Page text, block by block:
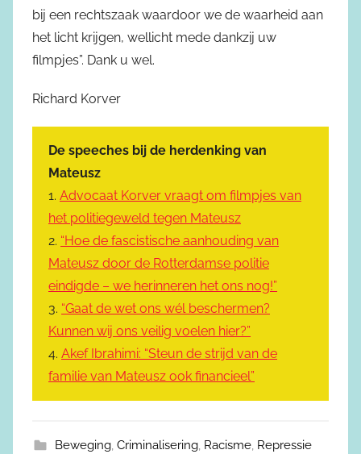
bij een rechtszaak waardoor we de waarheid aan
het licht krijgen, wellicht mede dankzij uw
filmpjes”. Dank u wel.
Richard Korver
De speeches bij de herdenking van
Mateusz
1. Advocaat Korver vraagt om filmpjes van
het politiegeweld tegen Mateusz
2. “Hoe de fascistische aanhouding van
Mateusz door de Rotterdamse politie
eindigde – we herinneren het ons nog!”
3. “Gaat de wet ons wél beschermen?
Kunnen wij ons veilig voelen hier?”
4. Akef Ibrahimi: “Steun de strijd van de
familie van Mateusz ook financieel”
Beweging, Criminalisering, Racisme, Repressie